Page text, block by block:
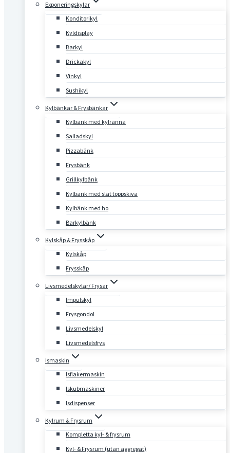
Exponeringskylar
Konditorikyl
Kyldisplay
Barkyl
Drickakyl
Vinkyl
Sushikyl
Kylbänkar & Frysbänkar
Kylbänk med kylränna
Salladskyl
Pizzabänk
Frysbänk
Grillkylbänk
Kylbänk med slät toppskiva
Kylbänk med ho
Barkylbänk
Kylskåp & Frysskåp
Kylskåp
Frysskåp
Livsmedelskylar/ Frysar
Impulskyl
Frysgondol
Livsmedelskyl
Livsmedelsfrys
Ismaskin
Isflakermaskin
Iskubmaskiner
Isdispenser
Kylrum & Frysrum
Kompletta kyl- & frysrum
Kyl- & Frysrum (utan aggregat)